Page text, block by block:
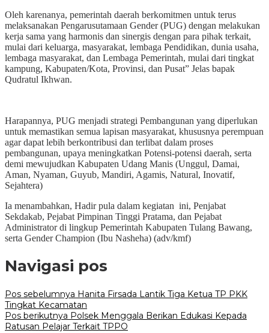
Oleh karenanya, pemerintah daerah berkomitmen untuk terus
melaksanakan Pengarusutamaan Gender (PUG) dengan melakukan
kerja sama yang harmonis dan sinergis dengan para pihak terkait,
mulai dari keluarga, masyarakat, lembaga Pendidikan, dunia usaha,
lembaga masyarakat, dan Lembaga Pemerintah, mulai dari tingkat
kampung, Kabupaten/Kota, Provinsi, dan Pusat” Jelas bapak
Qudratul Ikhwan.
Harapannya, PUG menjadi strategi Pembangunan yang diperlukan
untuk memastikan semua lapisan masyarakat, khususnya perempuan
agar dapat lebih berkontribusi dan terlibat dalam proses
pembangunan, upaya meningkatkan Potensi-potensi daerah, serta
demi mewujudkan Kabupaten Udang Manis (Unggul, Damai,
Aman, Nyaman, Guyub, Mandiri, Agamis, Natural, Inovatif,
Sejahtera)
Ia menambahkan, Hadir pula dalam kegiatan ini, Penjabat
Sekdakab, Pejabat Pimpinan Tinggi Pratama, dan Pejabat
Administrator di lingkup Pemerintah Kabupaten Tulang Bawang,
serta Gender Champion (Ibu Nasheha) (adv/kmf)
Navigasi pos
Pos sebelumnya Hanita Firsada Lantik Tiga Ketua TP PKK
Tingkat Kecamatan
Pos berikutnya Polsek Menggala Berikan Edukasi Kepada
Ratusan Pelajar Terkait TPPO